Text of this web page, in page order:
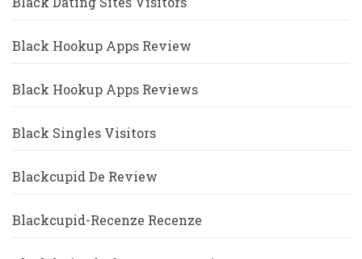
Black Hookup Apps Review
Black Hookup Apps Reviews
Black Singles Visitors
Blackcupid De Review
Blackcupid-Recenze Recenze